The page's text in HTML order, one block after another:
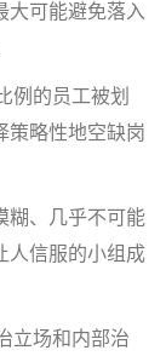
可能避免落入
的员工被划
策略性地空缺岗
、几乎不可能
人信服的小组成
场和内部治